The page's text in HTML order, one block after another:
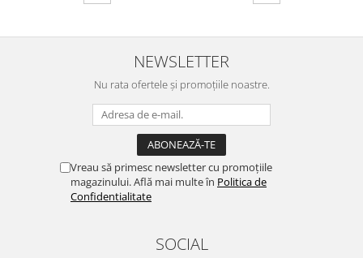
NEWSLETTER
Nu rata ofertele și promoțiile noastre.
Vreau să primesc newsletter cu promoțiile
magazinului. Află mai multe în Politica de
Confidentialitate
SOCIAL